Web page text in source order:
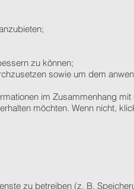
zu können;
sowie um dem
im Zusammenhang
möchten. Wenn nicht,
zu betreiben (z. B.